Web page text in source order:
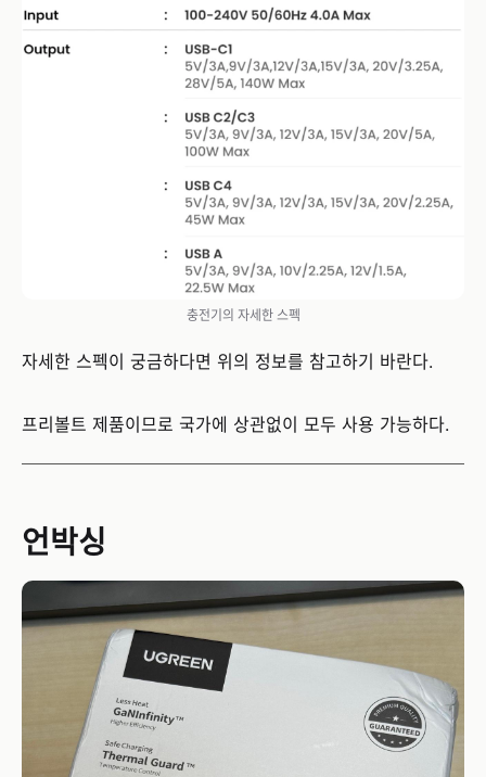
충전기의 자세한 스펙
자세한 스펙이 궁금하다면 위의 정보를 참고하기 바란다.
프리볼트 제품이므로 국가에 상관없이 모두 사용 가능하다.
언박싱